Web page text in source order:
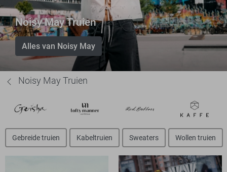
Noisy May Truien
Alles van Noisy May
Noisy May Truien
Gebreide truien Kabeltruien Sweaters Wollen truien